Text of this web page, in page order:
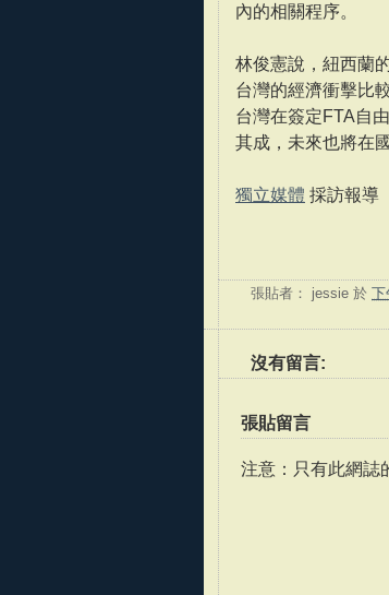
內的相關程序。
林俊憲說，紐西蘭
台灣的經濟衝擊比
台灣在簽定FTA自
其成，未來也將在
獨立媒體 採訪報導
張貼者： jessie 於 下
沒有留言:
張貼留言
注意：只有此網誌